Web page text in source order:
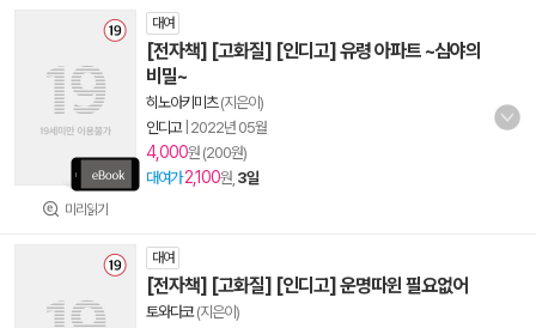
미리읽기
대여
[전자책] [고화질] [인디고] 유령 아파트 ~심야의
비밀~
히노아키미츠(지은이)
인디고| 2022년 05월
4,000원 (200원)
대여가 2,100원, 3일
대여
[전자책] [고화질] [인디고] 운명따윈 필요없어
토와다코(지은이)